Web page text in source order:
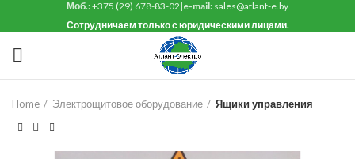
Моб.:+375 (29) 678-83-02 |e-mail: sales@atlant-e.by
Сотрудничаем только с юридическими лицами.
Home Электрощитовое оборудование Ящики управления